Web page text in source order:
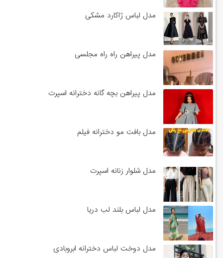
مدل لباس ژاکارد مشکی
مدل پیراهن راه راه مجلسی
مدل پیراهن بچه گانه دخترانه اسپرت
مدل بافت مو دخترانه فیلم
مدل شلوار زنانه اسپرت
مدل لباس بلند لب دریا
مدل دوخت لباس دخترانه ابروبادی